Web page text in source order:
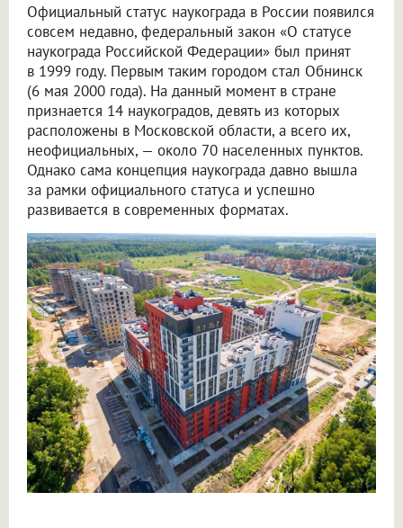
Официальный статус наукограда в России появился
совсем недавно, федеральный закон «О статусе
наукограда Российской Федерации» был принят
в 1999 году. Первым таким городом стал Обнинск
(6 мая 2000 года). На данный момент в стране
признается 14 наукоградов, девять из которых
расположены в Московской области, а всего их,
неофициальных, — около 70 населенных пунктов.
Однако сама концепция наукограда давно вышла
за рамки официального статуса и успешно
развивается в современных форматах.